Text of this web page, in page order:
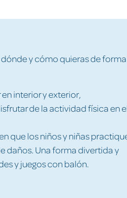
y cómo quieras de forma
interior y exterior,
de la actividad física en
que los niños y niñas
daños. Una forma divertida y
y juegos con balón.